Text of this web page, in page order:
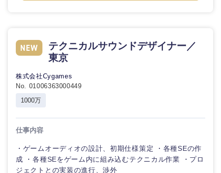
テクニカルサウンドデザイナー／
東京
株式会社Cygames
No. 01006363000449
1000万
仕事内容
・ゲームオーディオの設計、初期仕様策定 ・各種SEの作
成 ・各種SEをゲーム内に組み込むテクニカル作業 ・プロ
ジェクトとの実装の進行、渉外